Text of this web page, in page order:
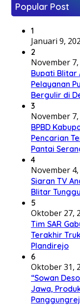
Popular Post
1
Januari 9,
2
November 7,
Bupati Blitar
Pelayanan
Bergulir di
3
November 7,
BPBD
Pencarian
Pantai
4
November 4,
Siaran TV
Blitar
5
Oktober 27,
Tim SAR
Terakhir
Plandirejo
6
Oktober 31,
“Sowan
Jawa,